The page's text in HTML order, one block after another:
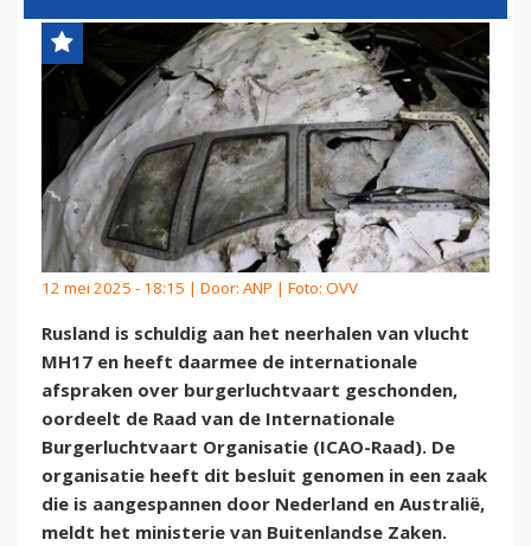
12 mei 2025 - 18:15 | Door: ANP | Foto: OVV
Rusland is schuldig aan het neerhalen van vlucht
MH17 en heeft daarmee de internationale
afspraken over burgerluchtvaart geschonden,
oordeelt de Raad van de Internationale
Burgerluchtvaart Organisatie (ICAO-Raad). De
organisatie heeft dit besluit genomen in een zaak
die is aangespannen door Nederland en Australië,
meldt het ministerie van Buitenlandse Zaken.